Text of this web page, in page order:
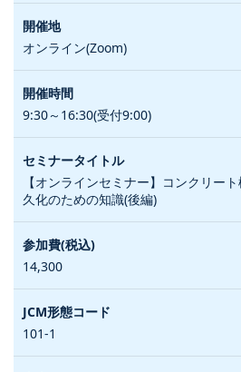
オンライン(Zoom)
9:30～16:30(受付9:00)
【オンラインセミナー】コンクリー
久化のための知識(後編)
14,300
101-1